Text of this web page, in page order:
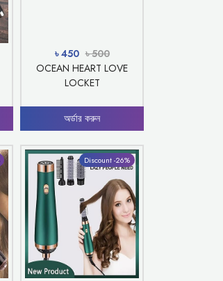
৳ 450 ৳ 500
OCEAN HEART LOVE
LOCKET
অর্ডার করুন
Discount -26%